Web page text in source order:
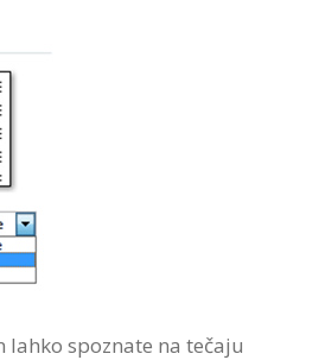
lahko spoznate na tečaju